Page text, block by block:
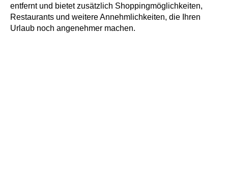
entfernt und bietet zusätzlich Shoppingmöglichkeiten,
Restaurants und weitere Annehmlichkeiten, die Ihren
Urlaub noch angenehmer machen.